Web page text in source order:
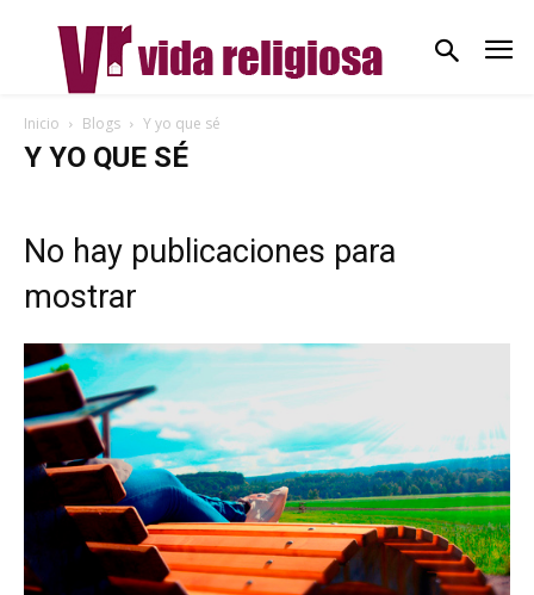
Inicio Blogs Y yo que sé
Y YO QUE SÉ
No hay publicaciones para
mostrar